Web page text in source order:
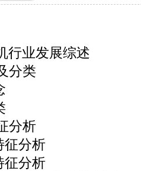
行业发展综述
分类
分析
征分析
征分析